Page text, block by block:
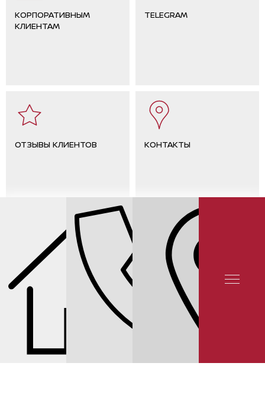
КОРПОРАТИВНЫМ
КЛИЕНТАМ
TELEGRAM
ОТЗЫВЫ КЛИЕНТОВ КОНТАКТЫ
СЕРВИС NISSAN СЕРВИС QASHQAI
ЦЕНЫ НА ЗАМЕНУ ЛАМП NISSAN
© 2025 YUNION MOTORS, OOO